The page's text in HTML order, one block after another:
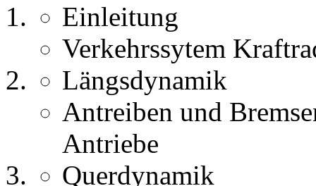
Einleitung
Verkehrssytem
Längsdynamik
Antreiben und
Antriebe
Querdynamik